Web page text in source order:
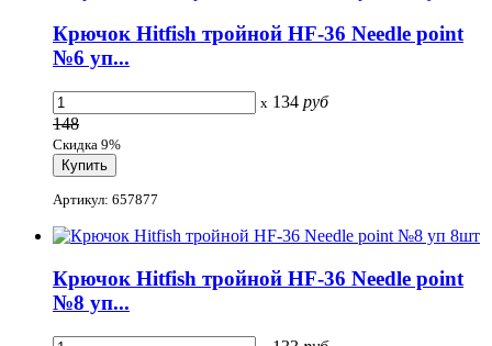
Крючок Hitfish тройной HF-36 Needle point
№6 уп...
x 134 руб
148
Скидка 9%
Артикул: 657877
Крючок Hitfish тройной HF-36 Needle point
№8 уп...